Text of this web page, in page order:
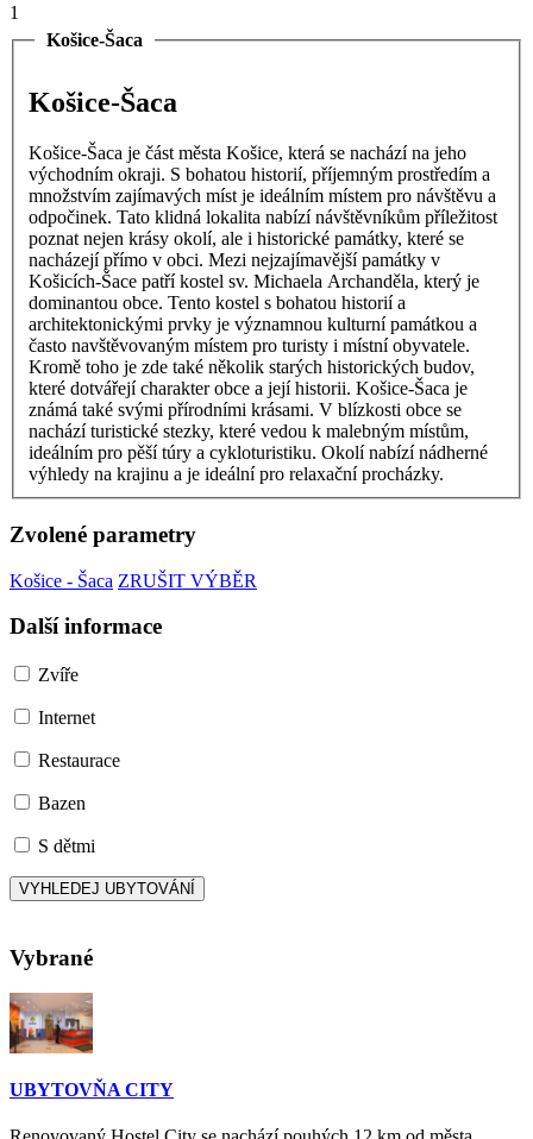
1
Košice-Šaca
Košice-Šaca
Košice-Šaca je část města Košice, která se nachází na jeho
východním okraji. S bohatou historií, příjemným prostředím a
množstvím zajímavých míst je ideálním místem pro návštěvu a
odpočinek. Tato klidná lokalita nabízí návštěvníkům příležitost
poznat nejen krásy okolí, ale i historické památky, které se
nacházejí přímo v obci. Mezi nejzajímavější památky v
Košicích-Šace patří kostel sv. Michaela Archanděla, který je
dominantou obce. Tento kostel s bohatou historií a
architektonickými prvky je významnou kulturní památkou a
často navštěvovaným místem pro turisty i místní obyvatele.
Kromě toho je zde také několik starých historických budov,
které dotvářejí charakter obce a její historii. Košice-Šaca je
známá také svými přírodními krásami. V blízkosti obce se
nachází turistické stezky, které vedou k malebným místům,
ideálním pro pěší túry a cykloturistiku. Okolí nabízí nádherné
výhledy na krajinu a je ideální pro relaxační procházky.
Zvolené parametry
Košice - Šaca ZRUŠIT VÝBĚR
Další informace
Zvíře
Internet
Restaurace
Bazen
S dětmi
Vybrané
UBYTOVŇA CITY